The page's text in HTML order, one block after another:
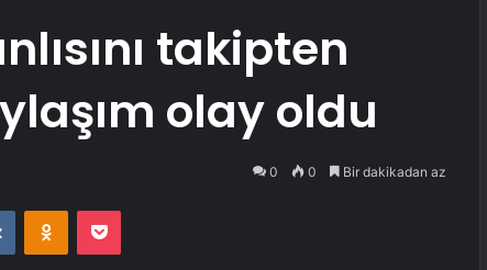
takipten
olay oldu
0 0 Bir dakikadan az
VKontakteOdnoklassniki
Pocket